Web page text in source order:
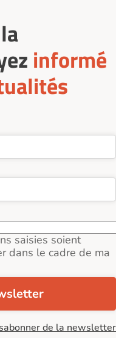
informé
saisies soient
dans le cadre de ma
de la newsletter